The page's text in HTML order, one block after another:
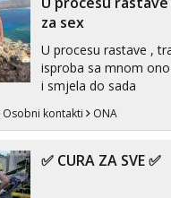
za sex
U procesu rastave ,
isproba sa mnom
i smjela do sada
Osobni kontakti ONA
✅ CURA ZA SVE ✅